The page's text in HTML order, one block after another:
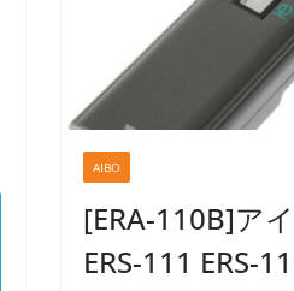
AIBO
[ERA-110B]ア
ERS-111 ERS-